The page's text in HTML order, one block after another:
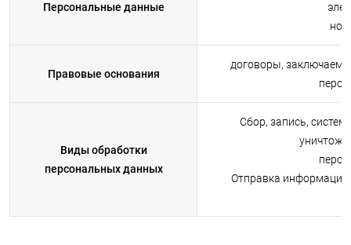
Персональные данные
Правовые основания
договоры,
Виды обработки
персональных данных
Сбор, запись,
Отправка